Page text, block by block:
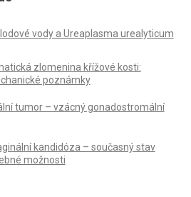
vody a Ureaplasma urealyticum
zlomenina křížové kosti:
poznámky
tumor – vzácný gonadostromální
kandidóza – současný stav
možnosti